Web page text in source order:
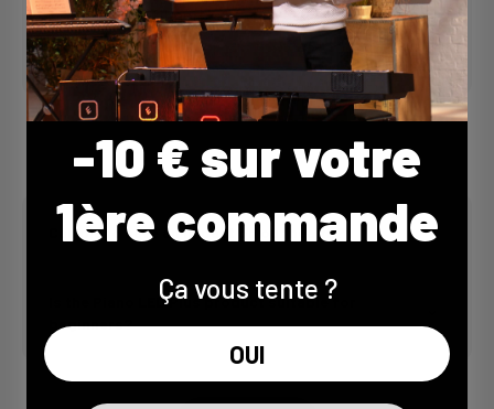
mémorables filmed ...
1 avr. 2026
Can piano have an impact on our health?
Is the Piano LED Plus product suitable for
beginners?
-10 € sur votre
1ère commande
Ça vous tente ?
OUI